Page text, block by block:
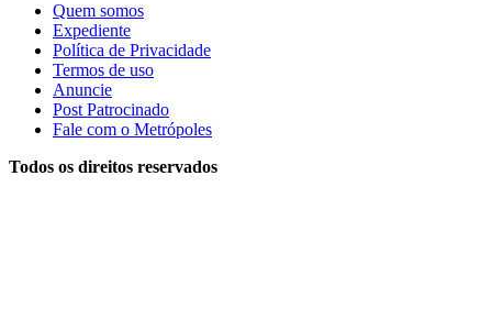
Quem somos
Expediente
Política de Privacidade
Termos de uso
Anuncie
Post Patrocinado
Fale com o Metrópoles
Todos os direitos reservados